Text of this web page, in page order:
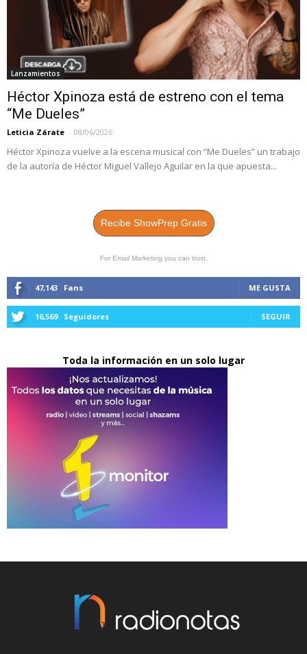
Lanzamientos
Héctor Xpinoza está de estreno con el tema
“Me Dueles”
Leticia Zárate - 08/06/2026
Héctor Xpinoza vuelve a la escena musical con “Me Dueles” un trabajo
de la autoría de Héctor Miguel Vallejo Aguilar en la que apuesta...
Recibe ShowPrep Gratis
For Email Marketing you can trust.
47,143 Fans ME GUSTA
16,569 Seguidores SEGUIR
Toda la información en un solo lugar